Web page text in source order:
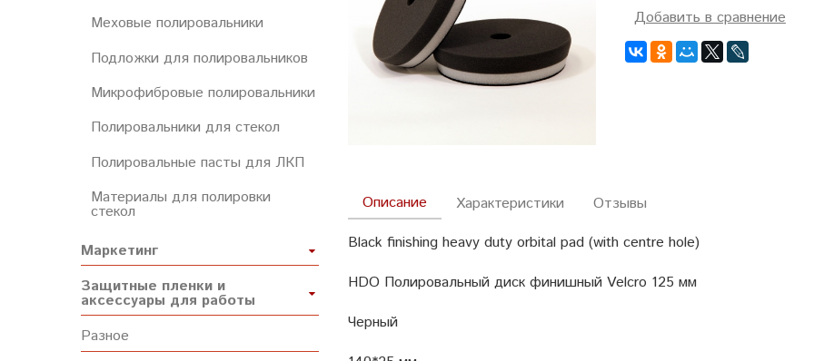
Добавить в сравнение
Описание
Black finishing heavy duty orbital pad (with centre hole)
HDO Полировальный диск финишный Velcro 125 мм
Черный
Характеристики Отзывы
Меховые полировальники
Подложки для полировальников
Микрофибровые полировальники
Полировальники для стекол
Полировальные пасты для ЛКП
Материалы для полировки
стекол
Маркетинг
Защитные пленки и
аксессуары для работы
Разное